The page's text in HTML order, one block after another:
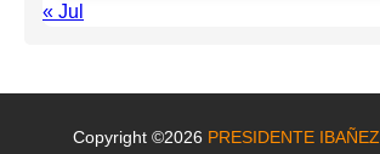
« Jul
Copyright ©2026 PRESIDENTE IBAÑEZ